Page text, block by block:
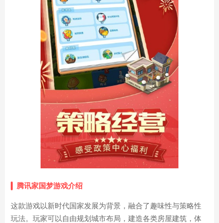
腾讯家国梦游戏介绍
这款游戏以新时代国家发展为背景，融合了趣味性与策略性
玩法。玩家可以自由规划城市布局，建造各类房屋建筑，体